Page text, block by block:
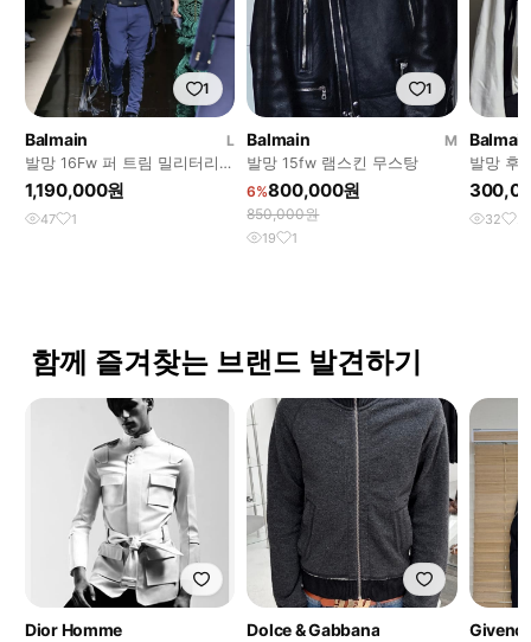
1
Balmain
L
발망 16Fw 퍼 트림 밀리터리
파카 코트
1,190,000원
47 1
1
Balmain
M
발망 15fw 램스킨 무스탕
6%800,000원
850,000원
19 1
Balmain
발망 후
32 2
함께 즐겨찾는 브랜드 발견하기
Dior Homme Dolce & Gabbana